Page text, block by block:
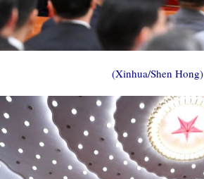
(Xinhua/Shen Hong)